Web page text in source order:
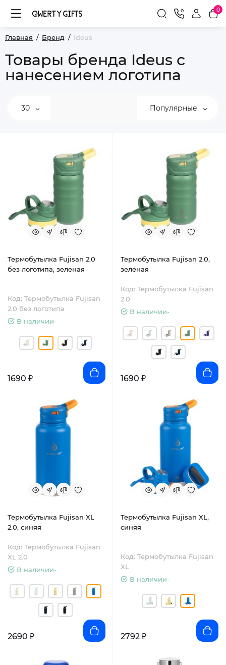
0
Главная Бренд Ideus
Товары бренда Ideus с
нанесением логотипа
30 Популярные
Термобутылка Fujisan 2.0
без логотипа, зеленая
Код: Термобутылка Fujisan
2.0 без логотипа
В наличии-
1690 ₽
Термобутылка Fujisan 2.0,
зеленая
Код: Термобутылка Fujisan
2.0
В наличии-
1690 ₽
Термобутылка Fujisan XL
2.0, синяя
Код: Термобутылка Fujisan
XL 2.0
В наличии-
2690 ₽
Термобутылка Fujisan XL,
синяя
Код: Термобутылка Fujisan
XL
В наличии-
2792 ₽